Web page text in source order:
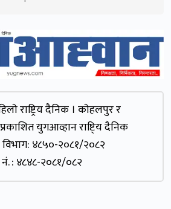
राष्ट्रिय दैनिक । काेहलपुर र
युगआव्हान राष्टि्य दैनिक
४८५०-२०८१/२०८२
नं. : ४८४८-२०८१/०८२